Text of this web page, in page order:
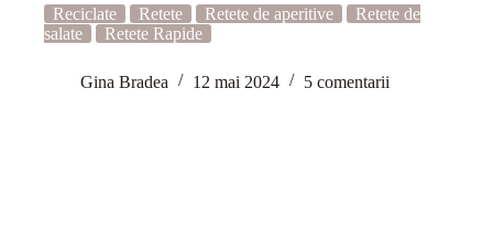
Reciclate Retete Retete de aperitive
Retete de
salate
Retete Rapide
Gina Bradea 12 mai 2024 5 comentarii